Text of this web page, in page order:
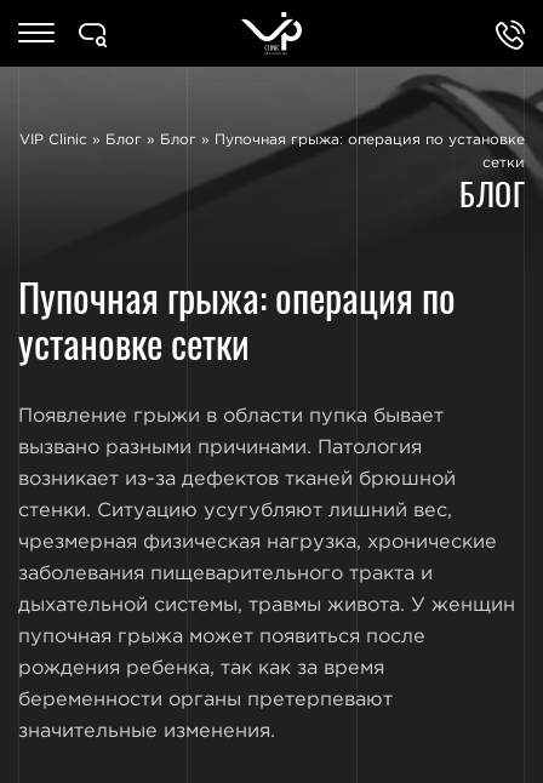
VIP Clinic » Блог » Блог »
Пупочная грыжа: операция по установке
сетки
БЛОГ
Пупочная грыжа: операция по
установке сетки
Появление грыжи в области пупка бывает
вызвано разными причинами. Патология
возникает из-за дефектов тканей брюшной
стенки. Ситуацию усугубляют лишний вес,
чрезмерная физическая нагрузка, хронические
заболевания пищеварительного тракта и
дыхательной системы, травмы живота. У женщин
пупочная грыжа может появиться после
рождения ребенка, так как за время
беременности органы претерпевают
значительные изменения.